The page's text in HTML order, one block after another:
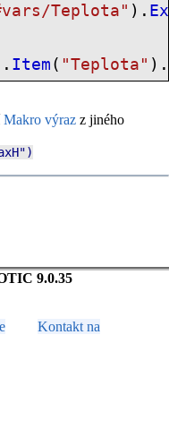
/Teplota" ).
Item ( "Teplota" ).
Makro výraz z jiného
")
9.0.35
Kontakt na